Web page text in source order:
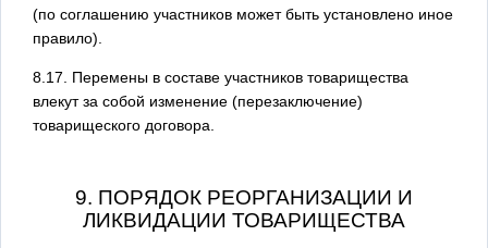
(по соглашению участников может быть установлено иное
правило).
8.17. Перемены в составе участников товарищества
влекут за собой изменение (перезаключение)
товарищеского договора.
9. ПОРЯДОК РЕОРГАНИЗАЦИИ И
ЛИКВИДАЦИИ ТОВАРИЩЕСТВА